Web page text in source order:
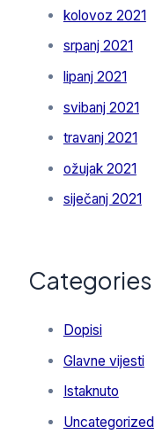
kolovoz 2021
srpanj 2021
lipanj 2021
svibanj 2021
travanj 2021
ožujak 2021
siječanj 2021
Categories
Dopisi
Glavne vijesti
Istaknuto
Uncategorized